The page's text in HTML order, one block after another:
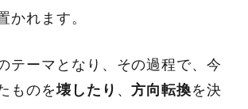
かれます。
テーマとなり、その過程で、今
ものを壊したり 、方向転換を決